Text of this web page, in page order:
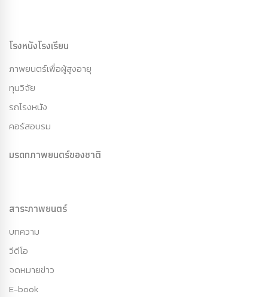
โรงหนังโรงเรียน
ภาพยนตร์เพื่อผู้สูงอายุ
ทุนวิจัย
รถโรงหนัง
คอร์สอบรม
มรดกภาพยนตร์ของชาติ
สาระภาพยนตร์
บทความ
วีดีโอ
จดหมายข่าว
E-book